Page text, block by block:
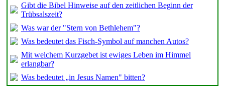
Gibt die Bibel Hinweise auf den zeitlichen Beginn der
Trübsalszeit?
Was war der "Stern von Bethlehem"?
Was bedeutet das Fisch-Symbol auf manchen Autos?
Mit welchem Kurzgebet ist ewiges Leben im Himmel
erlangbar?
Was bedeutet „in Jesus Namen" bitten?